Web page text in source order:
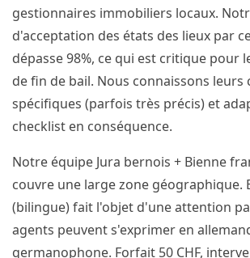
gestionnaires immobiliers locaux.
d'acceptation des états des lieux par
dépasse 98%, ce qui est critique pour
de fin de bail. Nous connaissons leurs
spécifiques (parfois très précis) et
checklist en conséquence.
Notre équipe Jura bernois + Bienne
couvre une large zone géographique.
(bilingue) fait l'objet d'une attention
agents peuvent s'exprimer en
germanophone. Forfait 50 CHF,